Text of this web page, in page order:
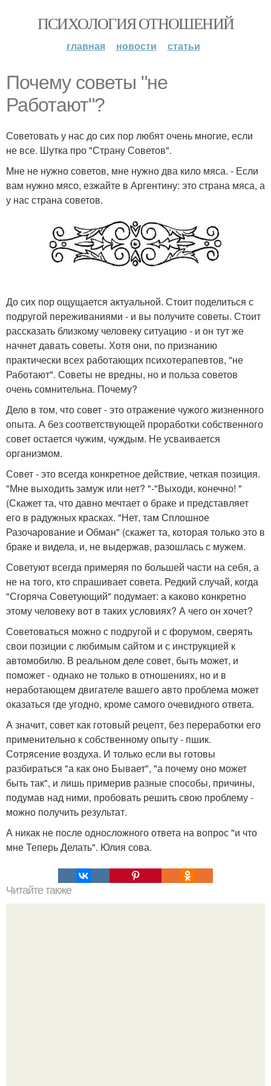
ПСИХОЛОГИЯ ОТНОШЕНИЙ
главная новости статьи
Почему советы "не
Работают"?
Советовать у нас до сих пор любят очень многие, если
не все. Шутка про "Страну Советов".
Мне не нужно советов, мне нужно два кило мяса. - Если
вам нужно мясо, езжайте в Аргентину: это страна мяса, а
у нас страна советов.
До сих пор ощущается актуальной. Стоит поделиться с
подругой переживаниями - и вы получите советы. Стоит
рассказать близкому человеку ситуацию - и он тут же
начнет давать советы. Хотя они, по признанию
практически всех работающих психотерапевтов, "не
Работают". Советы не вредны, но и польза советов
очень сомнительна. Почему?
Дело в том, что совет - это отражение чужого жизненного
опыта. А без соответствующей проработки собственного
совет остается чужим, чуждым. Не усваивается
организмом.
Совет - это всегда конкретное действие, четкая позиция.
"Мне выходить замуж или нет? "-"Выходи, конечно! "
(Скажет та, что давно мечтает о браке и представляет
его в радужных красках. "Нет, там Сплошное
Разочарование и Обман" (скажет та, которая только это в
браке и видела, и, не выдержав, разошлась с мужем.
Советуют всегда примеряя по большей части на себя, а
не на того, кто спрашивает совета. Редкий случай, когда
"Сгоряча Советующий" подумает: а каково конкретно
этому человеку вот в таких условиях? А чего он хочет?
Советоваться можно с подругой и с форумом, сверять
свои позиции с любимым сайтом и с инструкцией к
автомобилю. В реальном деле совет, быть может, и
поможет - однако не только в отношениях, но и в
неработающем двигателе вашего авто проблема может
оказаться где угодно, кроме самого очевидного ответа.
А значит, совет как готовый рецепт, без переработки его
применительно к собственному опыту - пшик.
Сотрясение воздуха. И только если вы готовы
разбираться "а как оно Бывает", "а почему оно может
быть так", и лишь примерив разные способы, причины,
подумав над ними, пробовать решить свою проблему -
можно получить результат.
А никак не после односложного ответа на вопрос "и что
мне Теперь Делать". Юлия сова.
Читайте также